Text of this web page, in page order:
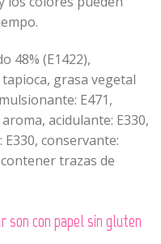
48% (E1422),
grasa vegetal
E471,
acidulante: E330,
conservante:
contener trazas de
son con papel sin gluten